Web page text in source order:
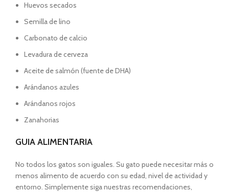
Huevos secados
Semilla de lino
Carbonato de calcio
Levadura de cerveza
Aceite de salmón (fuente de DHA)
Arándanos azules
Arándanos rojos
Zanahorias
GUIA ALIMENTARIA
No todos los gatos son iguales. Su gato puede necesitar más o
menos alimento de acuerdo con su edad, nivel de actividad y
entorno. Simplemente siga nuestras recomendaciones,